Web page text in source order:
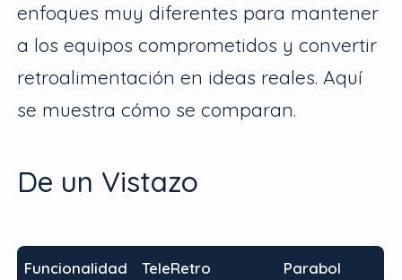
enfoques muy diferentes para mantener
a los equipos comprometidos y convertir
retroalimentación en ideas reales. Aquí
se muestra cómo se comparan.
De un Vistazo
Funcionalidad TeleRetro Parabol